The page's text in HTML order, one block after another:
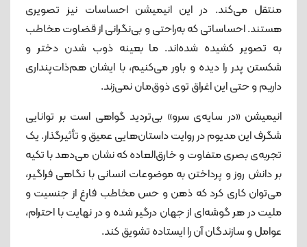
منتقل می‌کند. در این انیمیشن احساسات نیز تصویری
هستند. احساساتی که به‌راحتی و بی‌نگرانی از قضاوت مخاطب
به تصویر کشیده شده‌اند. ما بعینه ذوب شدن دختر و
شکستن پدر را دیده و باور می‌کنیم، با ایشان هم‌ذات‌پنداری
داریم و حتی این اغراق توی ذوق‌مان نمی‌زند.
انیمیشن «در سایه‌ی سرو» بی‌تردید گواهی است بر توانایی
شگرف این مدیوم در روایت داستان‌هایی عمیق و تأثیرگذار. یک
تجربه‌ی بصری متفاوت و خارق‌العاده که نشان می‌دهد با تکیه
بر دانش روز و پرداختن به موضوعات انسانی با نگاهی فراگیر،
می‌توان کاری کرد که ذهن و حس مخاطب فارغ از جنسیت و
ملیت در هر گوشه‌ای از جهان درگیر شده و در نهایت با احترام،
عوامل و سازندگان آن را ایستاده تشویق کند.